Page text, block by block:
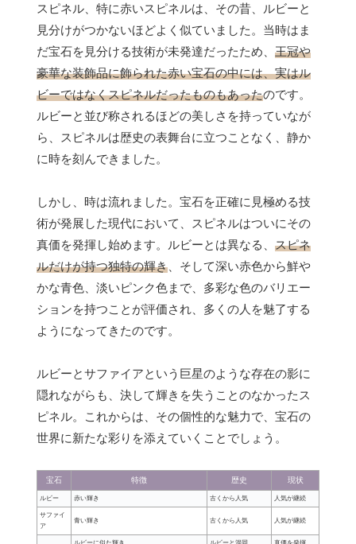
スピネル、特に赤いスピネルは、その昔、ルビーと
見分けがつかないほどよく似ていました。当時はま
だ宝石を見分ける技術が未発達だったため、 王冠や
豪華な装飾品に飾られた赤い宝石の中には、実はル
ビーではなくスピネルだったものもあったのです。
ルビーと並び称されるほどの美しさを持っていなが
ら、スピネルは歴史の表舞台に立つことなく、静か
に時を刻んできました。
しかし、時は流れました。宝石を正確に見極める技
術が発展した現代において、スピネルはついにその
真価を発揮し始めます。ルビーとは異なる、 スピネ
ルだけが持つ独特の輝き 、そして深い赤色から鮮や
かな青色、淡いピンク色まで、多彩な色のバリエー
ションを持つことが評価され、多くの人を魅了する
ようになってきたのです。
ルビーとサファイアという巨星のような存在の影に
隠れながらも、決して輝きを失うことのなかったス
ピネル。これからは、その個性的な魅力で、宝石の
世界に新たな彩りを添えていくことでしょう。
宝石 特徴 歴史 現状
ルビー 赤い輝き 古くから人気 人気が継続
サファイ
ア
青い輝き 古くから人気 人気が継続
ルビーに似た輝き ルビーと混同 真価を発揮